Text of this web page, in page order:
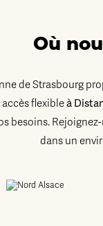
Où
de Strasbourg
accès flexible à
besoins.
dans un